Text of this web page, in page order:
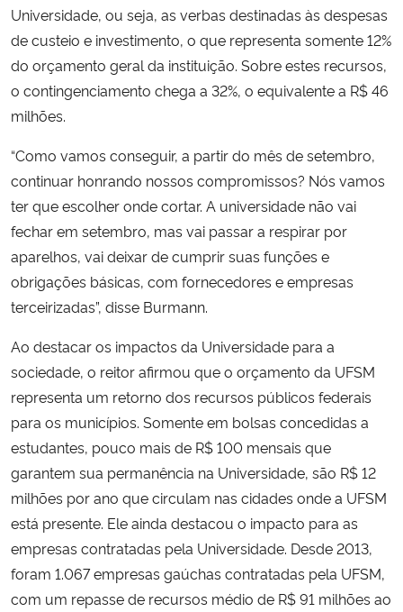
Universidade, ou seja, as verbas destinadas às despesas
de custeio e investimento, o que representa somente 12%
do orçamento geral da instituição. Sobre estes recursos,
o contingenciamento chega a 32%, o equivalente a R$ 46
milhões.
“Como vamos conseguir, a partir do mês de setembro,
continuar honrando nossos compromissos? Nós vamos
ter que escolher onde cortar. A universidade não vai
fechar em setembro, mas vai passar a respirar por
aparelhos, vai deixar de cumprir suas funções e
obrigações básicas, com fornecedores e empresas
terceirizadas”, disse Burmann.
Ao destacar os impactos da Universidade para a
sociedade, o reitor afirmou que o orçamento da UFSM
representa um retorno dos recursos públicos federais
para os municípios. Somente em bolsas concedidas a
estudantes, pouco mais de R$ 100 mensais que
garantem sua permanência na Universidade, são R$ 12
milhões por ano que circulam nas cidades onde a UFSM
está presente. Ele ainda destacou o impacto para as
empresas contratadas pela Universidade. Desde 2013,
foram 1.067 empresas gaúchas contratadas pela UFSM,
com um repasse de recursos médio de R$ 91 milhões ao